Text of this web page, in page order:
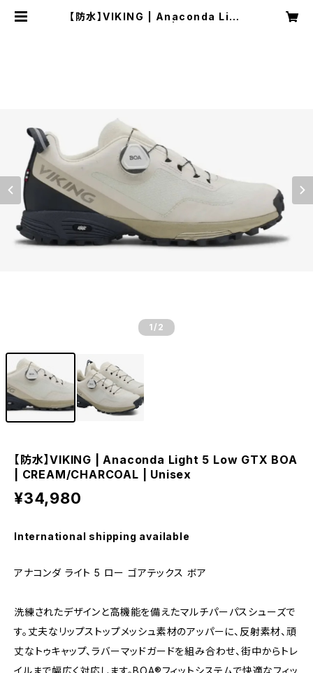
【防水】VIKING | Anaconda Ligh
1 /2
【防水】VIKING | Anaconda Light 5 Low GTX BOA
| CREAM/CHARCOAL | Unisex
¥34,980
International shipping available
アナコンダ ライト 5 ロー ゴアテックス ボア
洗練されたデザインと高機能を備えたマルチパーパスシューズで
す。丈夫なリップストップメッシュ素材のアッパーに、反射素材、頑
丈なトゥキャップ、ラバーマッドガードを組み合わせ、街中からトレ
イルまで幅広く対応します。BOA®フィットシステムで快適なフィッ